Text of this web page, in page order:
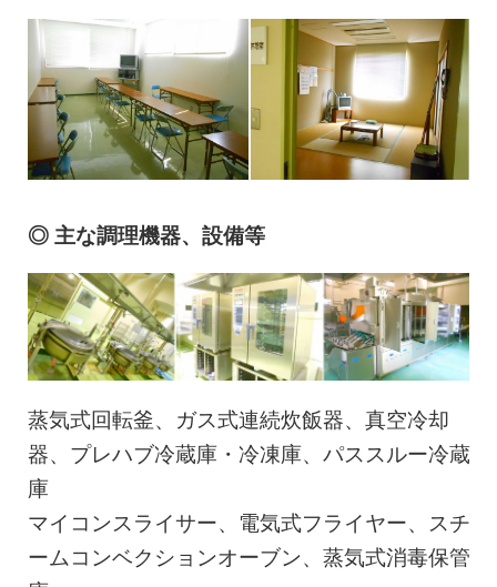
◎ 主な調理機器、設備等
蒸気式回転釜、ガス式連続炊飯器、真空冷却
器、プレハブ冷蔵庫・冷凍庫、パススルー冷蔵
庫
マイコンスライサー、電気式フライヤー、スチ
ームコンベクションオーブン、蒸気式消毒保管